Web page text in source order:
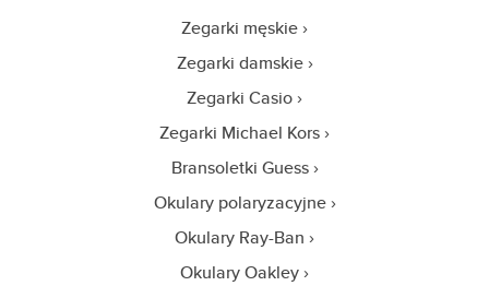
Zegarki męskie
Zegarki damskie
Zegarki Casio
Zegarki Michael Kors
Bransoletki Guess
Okulary polaryzacyjne
Okulary Ray-Ban
Okulary Oakley